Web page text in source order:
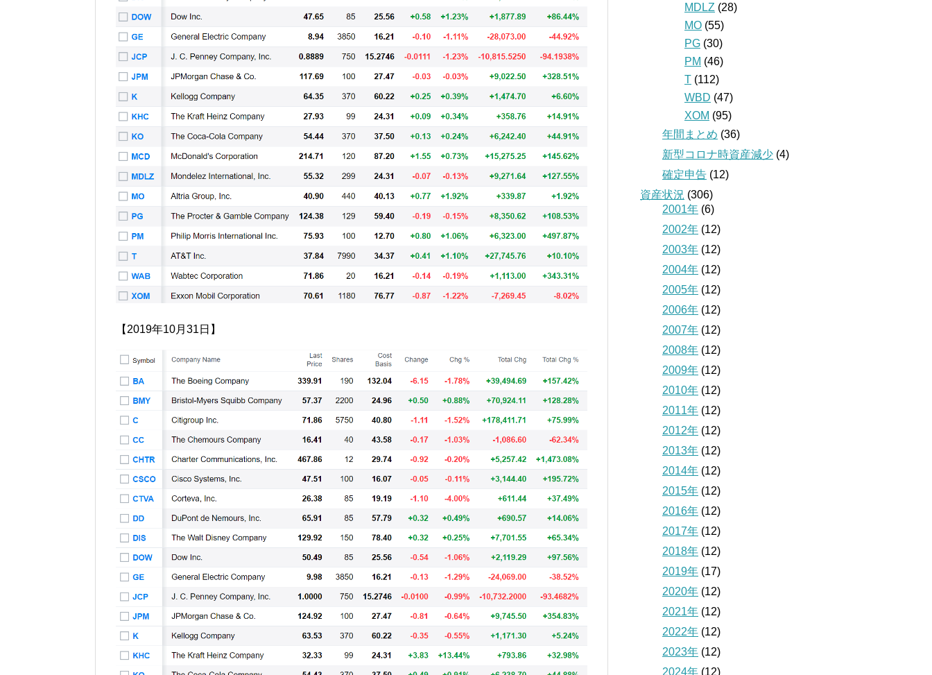
【 2019年10月31 日】
MDLZ (28)
MO (55)
PG (30)
PM (46)
T (112)
WBD (47)
XOM (95)
年間まとめ (36)
新型コロナ時資産減少 (4)
確定申告 (12)
資産状況 (306)
2001年 (6)
2002年 (12)
2003年 (12)
2004年 (12)
2005年 (12)
2006年 (12)
2007年 (12)
2008年 (12)
2009年 (12)
2010年 (12)
2011年 (12)
2012年 (12)
2013年 (12)
2014年 (12)
2015年 (12)
2016年 (12)
2017年 (12)
2018年 (12)
2019年 (17)
2020年 (12)
2021年 (12)
2022年 (12)
2023年 (12)
2024年 (12)